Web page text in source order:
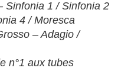
Sinfonia 1 / Sinfonia 2
4 / Moresca
– Adagio /
n°1 aux tubes